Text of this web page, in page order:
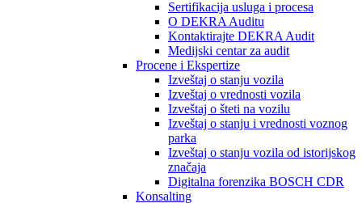
Sertifikacija usluga i procesa
O DEKRA Auditu
Kontaktirajte DEKRA Audit
Medijski centar za audit
Procene i Ekspertize
Izveštaj o stanju vozila
Izveštaj o vrednosti vozila
Izveštaj o šteti na vozilu
Izveštaj o stanju i vrednosti voznog
parka
Izveštaj o stanju vozila od istorijskog
značaja
Digitalna forenzika BOSCH CDR
Konsalting